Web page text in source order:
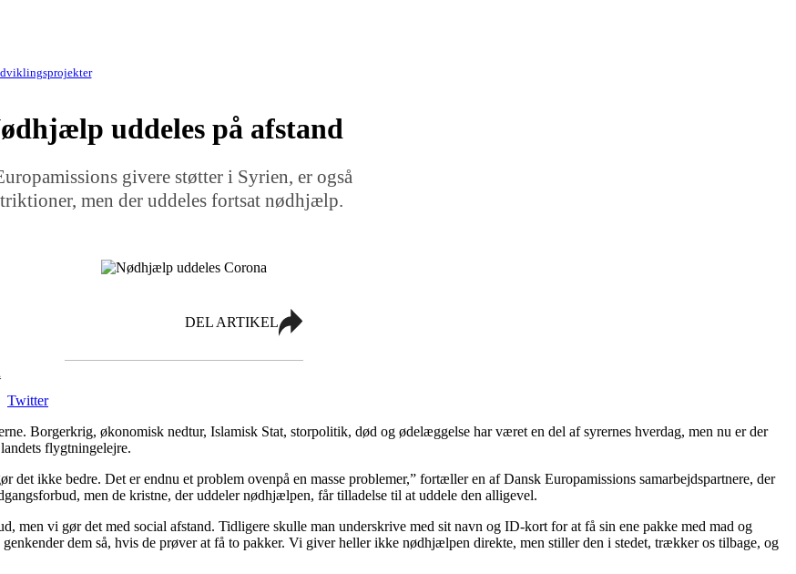
uddeles på afstand
givere støtter i Syrien, er også
men der uddeles fortsat nødhjælp.
DEL ARTIKEL
Twitter
Borgerkrig, økonomisk nedtur, Islamisk Stat, storpolitik, død og ødelæggelse har været en del af syrernes hverdag, men nu er der
flygtningelejre.
ikke bedre. Det er endnu et problem ovenpå en masse problemer,” fortæller en af Dansk Europamissions samarbejdspartnere, der
men de kristne, der uddeler nødhjælpen, får tilladelse til at uddele den alligevel.
men vi gør det med social afstand. Tidligere skulle man underskrive med sit navn og ID-kort for at få sin ene pakke med mad og
dem så, hvis de prøver at få to pakker. Vi giver heller ikke nødhjælpen direkte, men stiller den i stedet, trækker os tilbage, og